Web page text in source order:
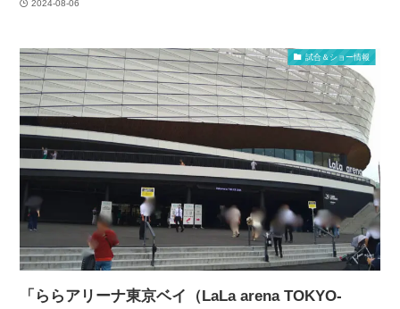
2024-08-06
試合＆ショー情報
「ららアリーナ東京ベイ（LaLa arena TOKYO-